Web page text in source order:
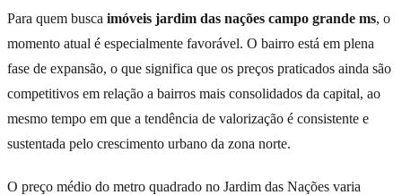
Para quem busca imóveis jardim das nações campo grande ms, o
momento atual é especialmente favorável. O bairro está em plena
fase de expansão, o que significa que os preços praticados ainda são
competitivos em relação a bairros mais consolidados da capital, ao
mesmo tempo em que a tendência de valorização é consistente e
sustentada pelo crescimento urbano da zona norte.
O preço médio do metro quadrado no Jardim das Nações varia